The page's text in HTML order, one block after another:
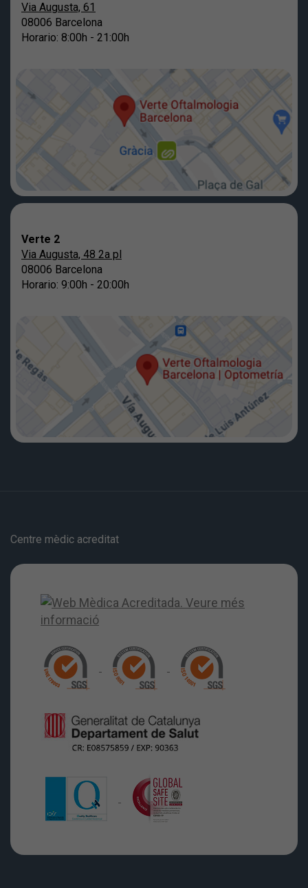
Via Augusta, 61
08006 Barcelona
Horario: 8:00h - 21:00h
Verte 2
Via Augusta, 48 2a pl
08006 Barcelona
Horario: 9:00h - 20:00h
Centre mèdic acreditat